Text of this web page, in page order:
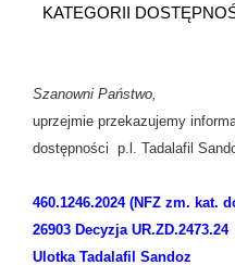
KATEGORII
Szanowni Państwo,
uprzejmie przekazujemy
dostępności p.l. Tadalafil
460.1246.2024 (NFZ zm. kat.
26903 Decyzja UR.ZD.2473.24
Ulotka Tadalafil Sandoz